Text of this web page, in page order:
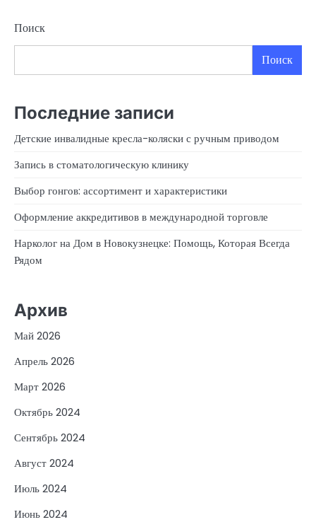
Поиск
Поиск
Последние записи
Детские инвалидные кресла-коляски с ручным приводом
Запись в стоматологическую клинику
Выбор гонгов: ассортимент и характеристики
Оформление аккредитивов в международной торговле
Нарколог на Дом в Новокузнецке: Помощь, Которая Всегда
Рядом
Архив
Май 2026
Апрель 2026
Март 2026
Октябрь 2024
Сентябрь 2024
Август 2024
Июль 2024
Июнь 2024